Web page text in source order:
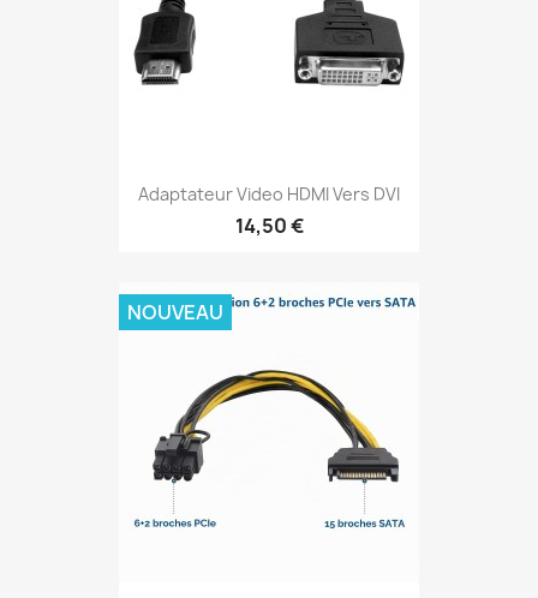
Adaptateur Video HDMI Vers DVI
14,50 €
NOUVEAU